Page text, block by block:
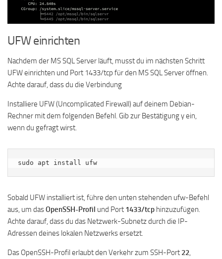
UFW einrichten
Nachdem der MS SQL Server läuft, musst du im nächsten Schritt
UFW einrichten und Port 1433/tcp für den MS SQL Server öffnen.
Achte darauf, dass du die Verbindung
Installiere UFW (Uncomplicated Firewall) auf deinem Debian-
Rechner mit dem folgenden Befehl. Gib zur Bestätigung y ein,
wenn du gefragt wirst.
sudo apt install ufw
Sobald UFW installiert ist, führe den unten stehenden ufw-Befehl
aus, um dasOpenSSH-Profil und Port 1433/tcp hinzuzufügen.
Achte darauf, dass du das Netzwerk-Subnetz durch die IP-
Adressen deines lokalen Netzwerks ersetzt.
Das OpenSSH-Profil erlaubt den Verkehr zum SSH-Port 22